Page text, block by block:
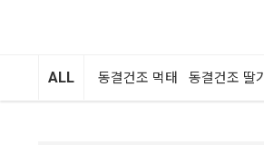
ALL 동결건조 먹태 동결건조 딸기